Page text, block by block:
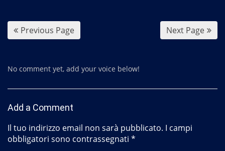
Previous Page Next Page
No comment yet, add your voice below!
Add a Comment
Il tuo indirizzo email non sarà pubblicato. I campi
obbligatori sono contrassegnati *